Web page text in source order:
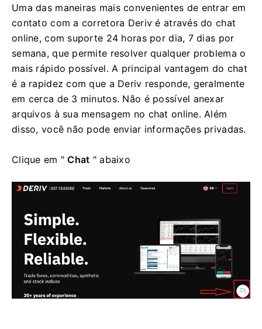
Uma das maneiras mais convenientes de entrar em
contato com a corretora Deriv é através do chat
online, com suporte 24 horas por dia, 7 dias por
semana, que permite resolver qualquer problema o
mais rápido possível. A principal vantagem do chat
é a rapidez com que a Deriv responde, geralmente
em cerca de 3 minutos. Não é possível anexar
arquivos à sua mensagem no chat online. Além
disso, você não pode enviar informações privadas.
Clique em "Chat " abaixo